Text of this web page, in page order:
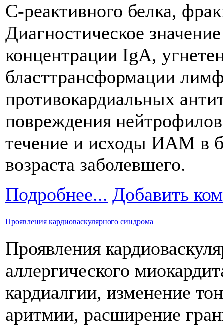
С-реактивного белка,
Диагностическое
концентрации IgA,
бласттрансформации
противокардиальных
повреждения
течение и исходы ИАМ в
возраста заболевшего.
Подробнее... Добавить
Проявления кардиоваскулярного синдрома
Проявления
аллергического
кардиалгии, изменение
аритмии, расширение